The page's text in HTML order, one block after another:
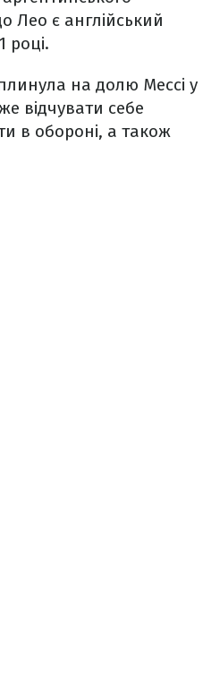
Лео є англійський
році.
на долю Мессі у
відчувати себе
в обороні, а також